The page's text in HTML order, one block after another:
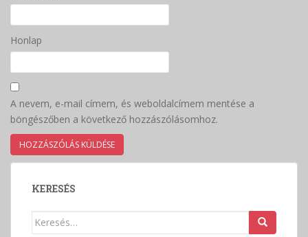
Honlap
A nevem, e-mail címem, és weboldalcímem mentése a
böngészőben a következő hozzászólásomhoz.
KERESÉS
Keresés: